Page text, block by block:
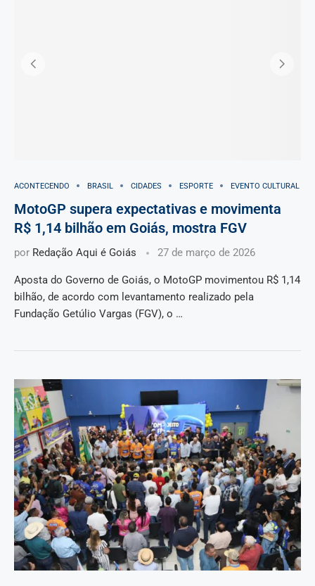
ACONTECENDO BRASIL CIDADES ESPORTE EVENTO CULTURAL
MotoGP supera expectativas e movimenta
R$ 1,14 bilhão em Goiás, mostra FGV
por Redação Aqui é Goiás 27 de março de 2026
Aposta do Governo de Goiás, o MotoGP movimentou R$ 1,14
bilhão, de acordo com levantamento realizado pela
Fundação Getúlio Vargas (FGV), o …